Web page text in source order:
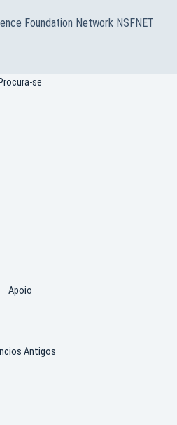
Foundation Network NSFNET
Procura-se
Apoio
Antigos